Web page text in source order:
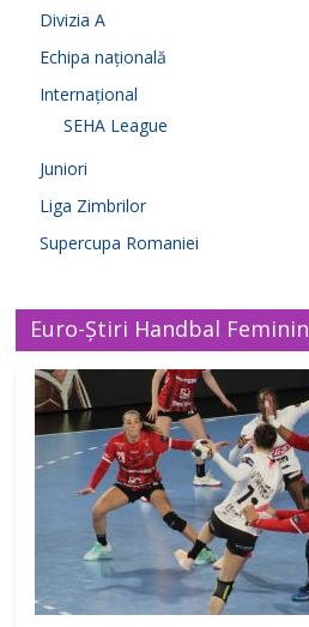
Divizia A
Echipa națională
Internațional
SEHA League
Juniori
Liga Zimbrilor
Supercupa Romaniei
Euro-Știri Handbal Feminin